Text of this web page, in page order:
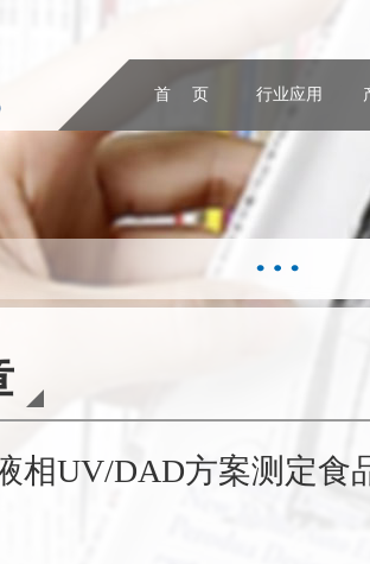
首 页 行业应用
相UV/DAD方案测定食